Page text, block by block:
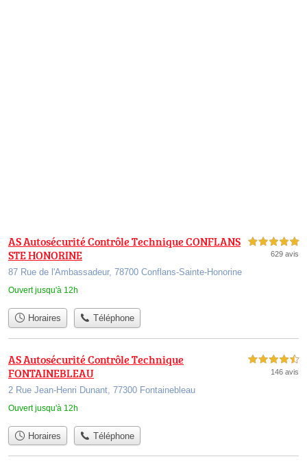
AS Autosécurité Contrôle Technique CONFLANS
STE HONORINE
87 Rue de l'Ambassadeur, 78700 Conflans-Sainte-Honorine
Ouvert jusqu'à 12h
5,0 étoiles sur 5
629 avis
Horaires Téléphone
AS Autosécurité Contrôle Technique
FONTAINEBLEAU
2 Rue Jean-Henri Dunant, 77300 Fontainebleau
Ouvert jusqu'à 12h
4,5 étoiles sur 5
146 avis
Horaires Téléphone